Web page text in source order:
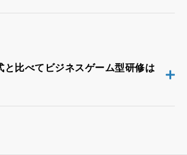
と比べてビジネスゲーム型研修は